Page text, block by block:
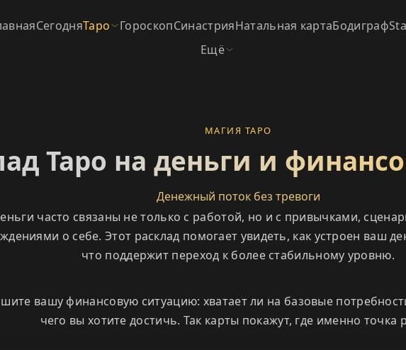
СегодняТаро ГороскопСинастрияНатальная картаБодиграф
Ещё
МАГИЯ ТАРО
Таро на деньги и
Денежный поток без тревоги
часто связаны не только с работой, но и с привычками,
о себе. Этот расклад помогает увидеть, как устроен ваш
что поддержит переход к более стабильному уровню.
вашу финансовую ситуацию: хватает ли на базовые
чего вы хотите достичь. Так карты покажут, где именно точка